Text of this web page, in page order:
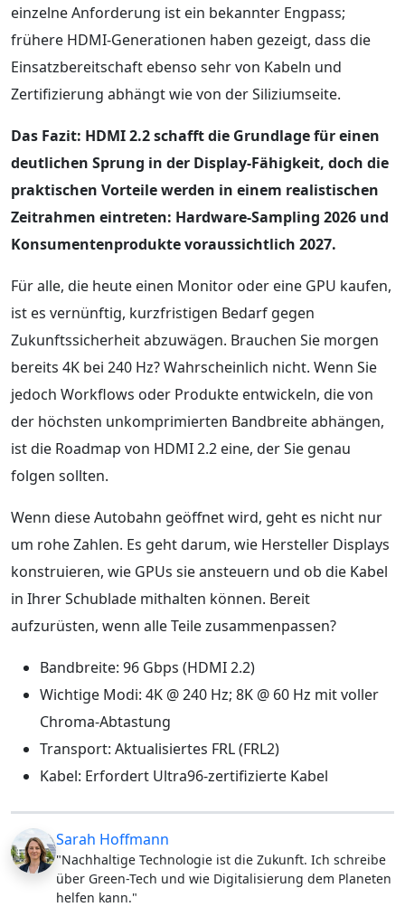
einzelne Anforderung ist ein bekannter Engpass;
frühere HDMI-Generationen haben gezeigt, dass die
Einsatzbereitschaft ebenso sehr von Kabeln und
Zertifizierung abhängt wie von der Siliziumseite.
Das Fazit: HDMI 2.2 schafft die Grundlage für einen
deutlichen Sprung in der Display-Fähigkeit, doch die
praktischen Vorteile werden in einem realistischen
Zeitrahmen eintreten: Hardware-Sampling 2026 und
Konsumentenprodukte voraussichtlich 2027.
Für alle, die heute einen Monitor oder eine GPU kaufen,
ist es vernünftig, kurzfristigen Bedarf gegen
Zukunftssicherheit abzuwägen. Brauchen Sie morgen
bereits 4K bei 240 Hz? Wahrscheinlich nicht. Wenn Sie
jedoch Workflows oder Produkte entwickeln, die von
der höchsten unkomprimierten Bandbreite abhängen,
ist die Roadmap von HDMI 2.2 eine, der Sie genau
folgen sollten.
Wenn diese Autobahn geöffnet wird, geht es nicht nur
um rohe Zahlen. Es geht darum, wie Hersteller Displays
konstruieren, wie GPUs sie ansteuern und ob die Kabel
in Ihrer Schublade mithalten können. Bereit
aufzurüsten, wenn alle Teile zusammenpassen?
Bandbreite: 96 Gbps (HDMI 2.2)
Wichtige Modi: 4K @ 240 Hz; 8K @ 60 Hz mit voller
Chroma-Abtastung
Transport: Aktualisiertes FRL (FRL2)
Kabel: Erfordert Ultra96-zertifizierte Kabel
Sarah Hoffmann
"Nachhaltige Technologie ist die Zukunft. Ich schreibe
über Green-Tech und wie Digitalisierung dem Planeten
helfen kann."